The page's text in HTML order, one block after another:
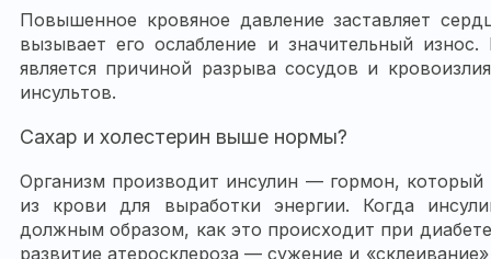
Повышенное кровяное давление заставляет
вызывает его ослабление и значительный
является причиной разрыва сосудов и
инсультов.
Сахар и холестерин выше нормы?
Организм производит инсулин — гормон, который
из крови для выработки энергии. Когда
должным образом, как это происходит при
развитие атеросклероза — сужение и